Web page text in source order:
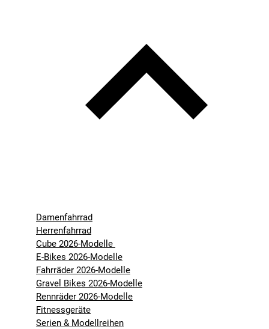
Damenfahrrad
Herrenfahrrad
Cube 2026-Modelle
E-Bikes 2026-Modelle
Fahrräder 2026-Modelle
Gravel Bikes 2026-Modelle
Rennräder 2026-Modelle
Fitnessgeräte
Serien & Modellreihen